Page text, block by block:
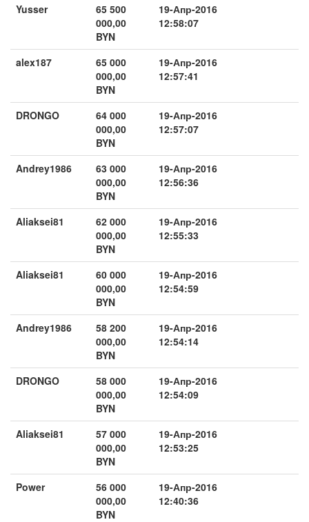
Yusser
65 500
000,00
BYN
19-Апр-2016
12:58:07
alex187
65 000
000,00
BYN
19-Апр-2016
12:57:41
DRONGO
64 000
000,00
BYN
19-Апр-2016
12:57:07
Andrey1986
63 000
000,00
BYN
19-Апр-2016
12:56:36
Aliaksei81
62 000
000,00
BYN
19-Апр-2016
12:55:33
Aliaksei81
60 000
000,00
BYN
19-Апр-2016
12:54:59
Andrey1986
58 200
000,00
BYN
19-Апр-2016
12:54:14
DRONGO
58 000
000,00
BYN
19-Апр-2016
12:54:09
Aliaksei81
57 000
000,00
BYN
19-Апр-2016
12:53:25
Power
56 000
000,00
BYN
19-Апр-2016
12:40:36